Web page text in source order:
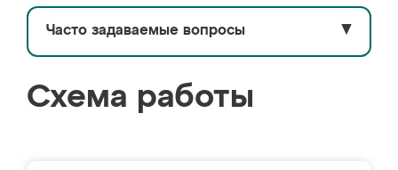
Часто задаваемые вопросы ▼
Схема работы